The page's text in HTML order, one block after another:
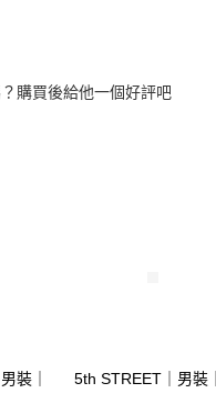
購買後給他一個好評吧
裝｜
5th STREET｜男裝｜